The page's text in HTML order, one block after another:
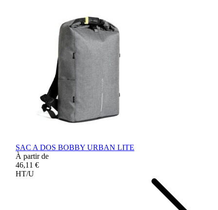
SAC A DOS BOBBY URBAN LITE
À partir de
46,11 €
HT/U